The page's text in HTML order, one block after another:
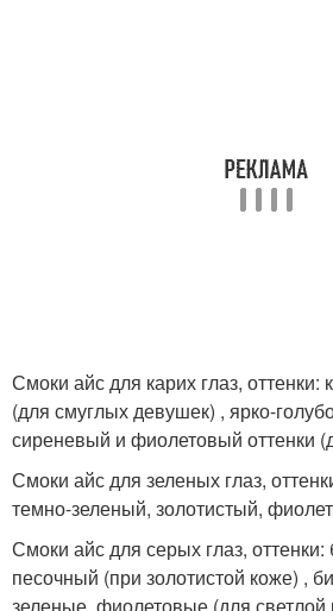
Смоки айс для карих глаз,
(для смуглых девушек) , ярко-
сиреневый и фиолетовый оттенки
Смоки айс для зеленых глаз,
темно-зеленый, золотистый,
Смоки айс для серых глаз,
песочный (при золотистой коже) ,